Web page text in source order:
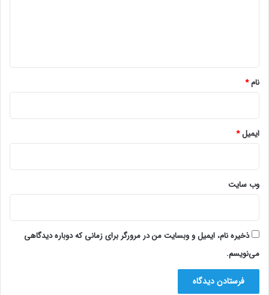
نام*
ایمیل*
وب‌ سایت
ذخیره نام، ایمیل و وبسایت من در مرورگر برای زمانی که دوباره دیدگاهی
می‌نویسم.